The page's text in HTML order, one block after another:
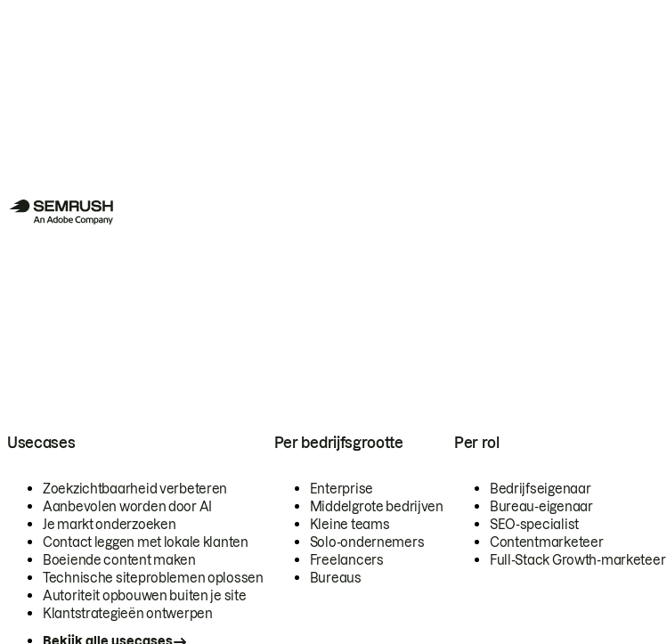
Usecases
Zoekzichtbaarheid verbeteren
Aanbevolen worden door AI
Je markt onderzoeken
Contact leggen met lokale klanten
Boeiende content maken
Technische siteproblemen oplossen
Autoriteit opbouwen buiten je site
Klantstrategieën ontwerpen
Per bedrijfsgrootte
Enterprise
Middelgrote bedrijven
Kleine teams
Solo-ondernemers
Freelancers
Bureaus
Per rol
Bedrijfseigenaar
Bureau-eigenaar
SEO-specialist
Contentmarketeer
Full-Stack Growth-marketeer